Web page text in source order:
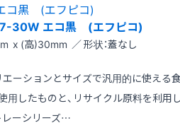
30W エコ黒 (エフピコ)
x (高)30mm ／ 形状：蓋なし
ーションとサイズで汎用的に使える
用したものと、リサイクル原料を利用
レーシリーズ…